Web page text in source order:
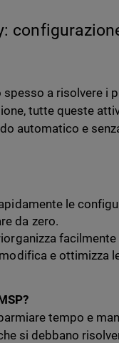
a risolvere i
tutte queste
automatico e
le
da zero.
e ottimizza
tempo e
si debbano